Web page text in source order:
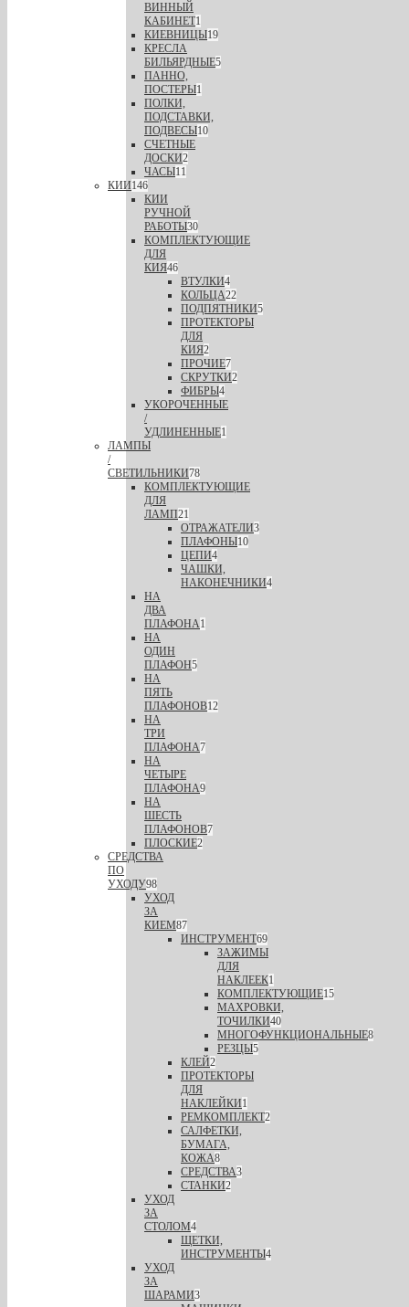
ВИННЫЙ
КАБИНЕТ1
КИЕВНИЦЫ19
КРЕСЛА
БИЛЬЯРДНЫЕ5
ПАННО,
ПОСТЕРЫ1
ПОЛКИ,
ПОДСТАВКИ,
ПОДВЕСЫ10
СЧЕТНЫЕ
ДОСКИ2
ЧАСЫ11
КИИ146
КИИ
РУЧНОЙ
РАБОТЫ30
КОМПЛЕКТУЮЩИЕ
ДЛЯ
КИЯ46
ВТУЛКИ4
КОЛЬЦА22
ПОДПЯТНИКИ5
ПРОТЕКТОРЫ
ДЛЯ
КИЯ2
ПРОЧИЕ7
СКРУТКИ2
ФИБРЫ4
УКОРОЧЕННЫЕ
/
УДЛИНЕННЫЕ1
ЛАМПЫ
/
СВЕТИЛЬНИКИ78
КОМПЛЕКТУЮЩИЕ
ДЛЯ
ЛАМП21
ОТРАЖАТЕЛИ3
ПЛАФОНЫ10
ЦЕПИ4
ЧАШКИ,
НАКОНЕЧНИКИ4
НА
ДВА
ПЛАФОНА1
НА
ОДИН
ПЛАФОН5
НА
ПЯТЬ
ПЛАФОНОВ12
НА
ТРИ
ПЛАФОНА7
НА
ЧЕТЫРЕ
ПЛАФОНА9
НА
ШЕСТЬ
ПЛАФОНОВ7
ПЛОСКИЕ2
СРЕДСТВА
ПО
УХОДУ98
УХОД
ЗА
КИЕМ87
ИНСТРУМЕНТ69
ЗАЖИМЫ
ДЛЯ
НАКЛЕЕК1
КОМПЛЕКТУЮЩИЕ15
МАХРОВКИ,
ТОЧИЛКИ40
МНОГОФУНКЦИОНАЛЬНЫЕ8
РЕЗЦЫ5
КЛЕЙ2
ПРОТЕКТОРЫ
ДЛЯ
НАКЛЕЙКИ1
РЕМКОМПЛЕКТ2
САЛФЕТКИ,
БУМАГА,
КОЖА8
СРЕДСТВА3
СТАНКИ2
УХОД
ЗА
СТОЛОМ4
ЩЕТКИ,
ИНСТРУМЕНТЫ4
УХОД
ЗА
ШАРАМИ3